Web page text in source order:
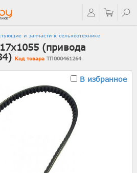
и запчасти к сельхозтехнике
(привода
Код товара ТП000461264
В избранное